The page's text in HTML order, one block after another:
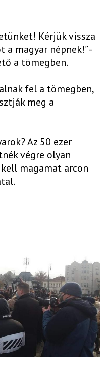
Kérjük vissza
a magyar népnek!” -
a tömegben.
fel a tömegben,
meg a
Az 50 ezer
végre olyan
magamat arcon